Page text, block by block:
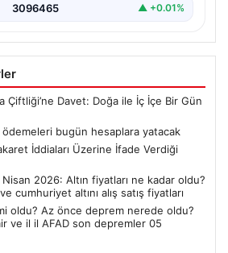
3096465 ▲ +0.01%
Çiftliği’ne Davet: Doğa ile İç İçe Bir Gün
ödemeleri bugün hesaplara yatacak
İddiaları Üzerine İfade Verdiği
Nisan 2026: Altın fiyatları ne kadar oldu?
cumhuriyet altını alış satış fiyatları
oldu? Az önce deprem nerede oldu?
ve il il AFAD son depremler 05